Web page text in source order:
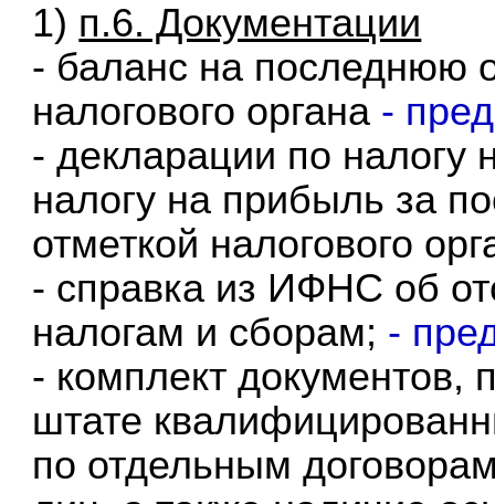
1) п.6. Документации
- баланс на последнюю
налогового органа -
- декларации по налогу
налогу на прибыль за
отметкой налогового
- справка из ИФНС об
налогам и сборам; -
- комплект
штате
по отдельным